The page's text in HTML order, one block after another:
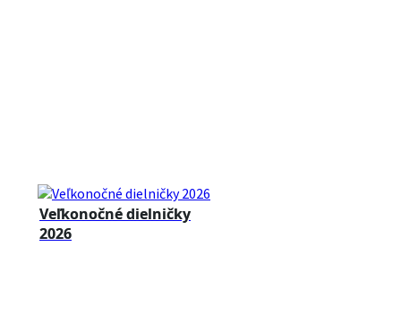
Veľkonočné dielničky
2026